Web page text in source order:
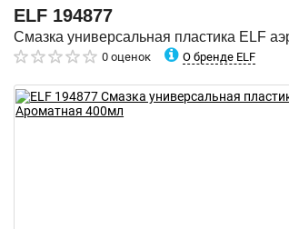
ELF 194877
Смазка универсальная пластика ELF
0 оценок О бренде ELF